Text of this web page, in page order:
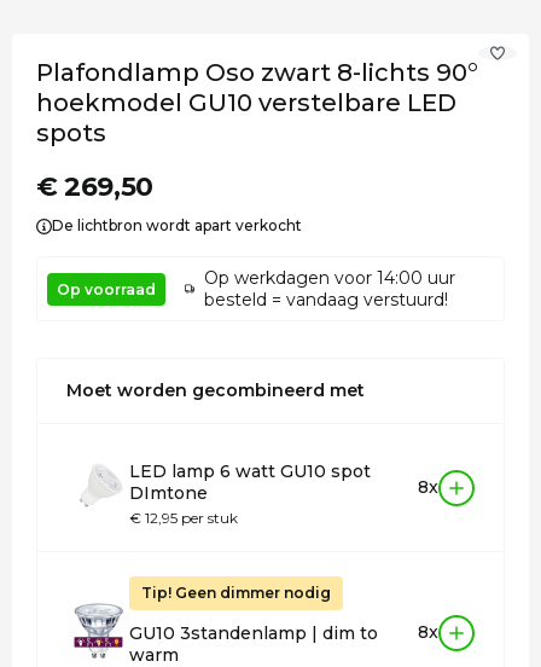
Plafondlamp Oso zwart 8-lichts 90°
hoekmodel GU10 verstelbare LED
spots
€ 269,50
De lichtbron wordt apart verkocht
Op voorraad
Op werkdagen voor 14:00 uur
besteld = vandaag verstuurd!
Moet worden gecombineerd met
LED lamp 6 watt GU10 spot
DImtone
€ 12,95 per stuk
8x
Tip! Geen dimmer nodig
GU10 3standenlamp | dim to
warm
8x